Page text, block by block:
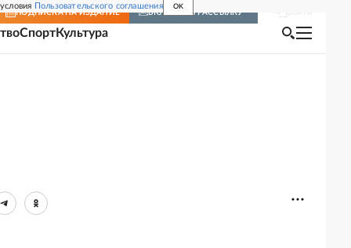
Пользовательского соглашения OK
ПОДПИСКА НА ИЗДАНИЕ ВКЛЮЧИТЬ РАССЫЛКУ
СпортКультура